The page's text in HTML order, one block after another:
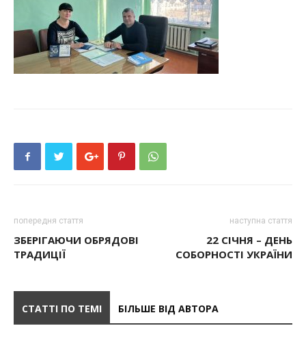
попередня стаття
ЗБЕРІГАЮЧИ ОБРЯДОВІ
ТРАДИЦІЇ
наступна стаття
22 СІЧНЯ – ДЕНЬ
СОБОРНОСТІ УКРАЇНИ
СТАТТІ ПО ТЕМІ БІЛЬШЕ ВІД АВТОРА